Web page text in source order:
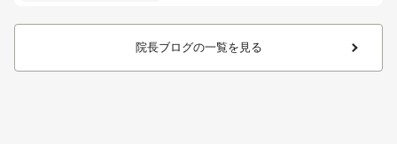
院長ブログの一覧を見る